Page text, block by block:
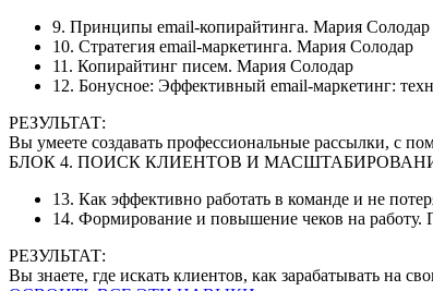
9. Принципы email-копирайтинга. Мария Солодар
10. Стратегия еmail-маркетинга. Мария Солодар
11. Копирайтинг писем. Мария Солодар
12. Бонусное: Эффективный email-маркетинг:
РЕЗУЛЬТАТ:
Вы умеете создавать профессиональные рассылки, с
БЛОК 4. ПОИСК КЛИЕНТОВ И
13. Как эффективно работать в команде и не
14. Формирование и повышение чеков на
РЕЗУЛЬТАТ:
Вы знаете, где искать клиентов, как зарабатывать на